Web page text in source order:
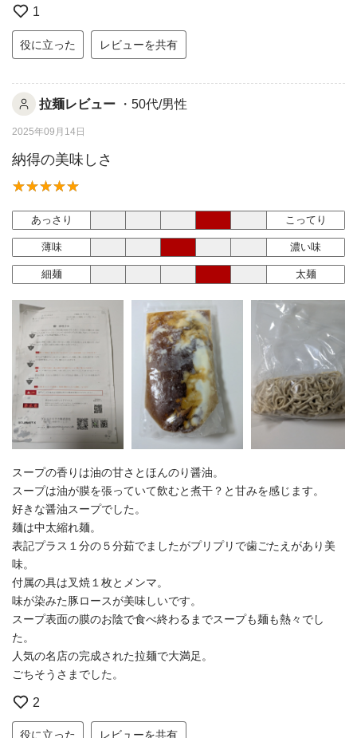
1
役に立った レビューを共有
拉麺レビュー ・50代/男性
2025年09月14日
納得の美味しさ
あっさり こってり
薄味 濃い味
細麺 太麺
スープの香りは油の甘さとほんのり醤油。
スープは油が膜を張っていて飲むと煮干？と甘みを感じます。
好きな醤油スープでした。
麺は中太縮れ麺。
表記プラス１分の５分茹でましたがプリプリで歯ごたえがあり美
味。
付属の具は叉焼１枚とメンマ。
味が染みた豚ロースが美味しいです。
スープ表面の膜のお陰で食べ終わるまでスープも麺も熱々でし
た。
人気の名店の完成された拉麺で大満足。
ごちそうさまでした。
2
役に立った レビューを共有